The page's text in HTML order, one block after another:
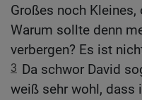
Großes noch
Warum sollte denn
verbergen? Es ist
3 Da schwor David
weiß sehr wohl, dass